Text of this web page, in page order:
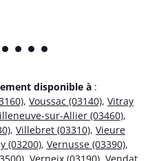
disponible à :
, Voussac (03140), Vitray
sur-Allier (03460),
, Villebret (03310), Vieure
(03200), Vernusse (03390),